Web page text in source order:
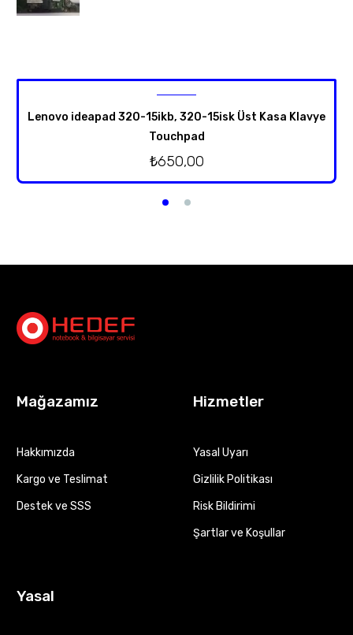
Lenovo ideapad 320-15ikb, 320-15isk Üst Kasa Klavye
Touchpad
₺650,00
Mağazamız
Hakkımızda
Kargo ve Teslimat
Destek ve SSS
Hizmetler
Yasal Uyarı
Gizlilik Politikası
Risk Bildirimi
Şartlar ve Koşullar
Yasal